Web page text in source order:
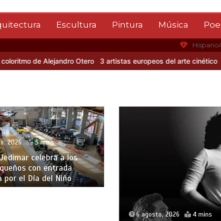
Escultura Pintura Música
de Alejandro Otero 3 artistas europeos del arte cinético
2026 3 mins
celebra a los
con entrada
por el Día del Niño
6 agosto, 2026 4 mins